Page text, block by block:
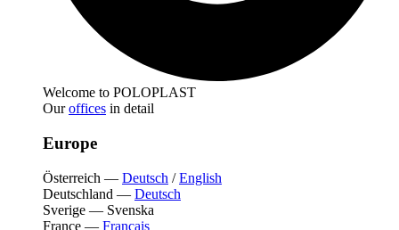
Welcome to POLOPLAST
Ouroffices in detail
Europe
Österreich — Deutsch /English
Deutschland — Deutsch
Sverige — Svenska
France — Français